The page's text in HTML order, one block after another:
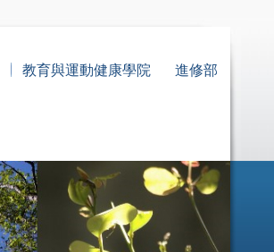
教育與運動健康學院 進修部